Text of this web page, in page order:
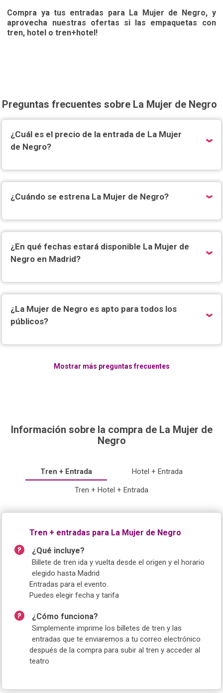
Compra ya tus entradas para La Mujer de Negro, y
aprovecha nuestras ofertas si las empaquetas con
tren, hotel o tren+hotel!
Preguntas frecuentes sobre La Mujer de Negro
¿Cuál es el precio de la entrada de La Mujer
de Negro?
¿Cuándo se estrena La Mujer de Negro?
¿En qué fechas estará disponible La Mujer de
Negro en Madrid?
¿La Mujer de Negro es apto para todos los
públicos?
Mostrar más preguntas frecuentes
Información sobre la compra de La Mujer de
Negro
Tren + Entrada Hotel + Entrada
Tren + Hotel + Entrada
Tren + entradas para La Mujer de Negro
¿Qué incluye?
Billete de tren ida y vuelta desde el origen y el horario
elegido hasta Madrid
Entradas para el evento.
Puedes elegir fecha y tarifa
¿Cómo funciona?
Simplemente imprime los billetes de tren y las
entradas que te enviaremos a tu correo electrónico
después de la compra para subir al tren y acceder al
teatro